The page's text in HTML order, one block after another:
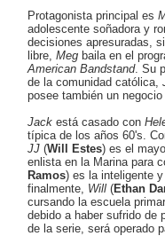
Protagonista principal es
adolescente soñadora y
decisiones apresuradas,
libre, Meg baila en el
American Bandstand. Su
de la comunidad católica,
posee también un
Jack está casado con
típica de los años 60's.
JJ (Will Estes) es el
enlista en la Marina para
Ramos) es la inteligente
finalmente, Will (Ethan
cursando la escuela
debido a haber sufrido de
de la serie, será operado